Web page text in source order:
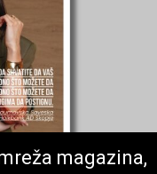
magazina,